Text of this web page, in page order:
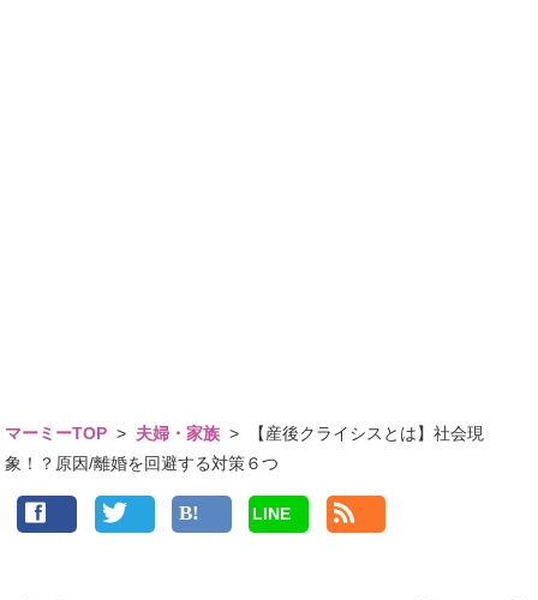
マーミーTOP > 夫婦・家族 >
【産後クライシスとは】社会現
象！？原因/離婚を回避する対策６つ
LINE